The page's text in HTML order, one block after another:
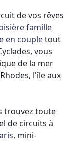
de vos rêves
famille
en coupletout
vous
de la mer
l'île aux
trouvez toute
de circuits à
, mini-